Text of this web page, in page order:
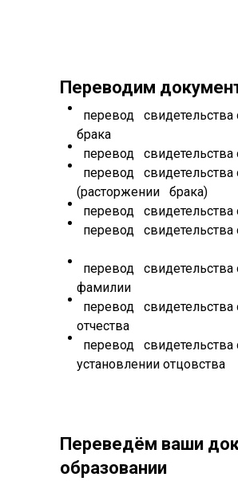
Переводим
перевод свидетельства
брака
перевод
перевод свидетельства
(расторжении брака)
перевод свидетельства
перевод
перевод свидетельства
фамилии
перевод свидетельства
отчества
перевод свидетельства
установлении отцовства
Переведём ваши
образовании